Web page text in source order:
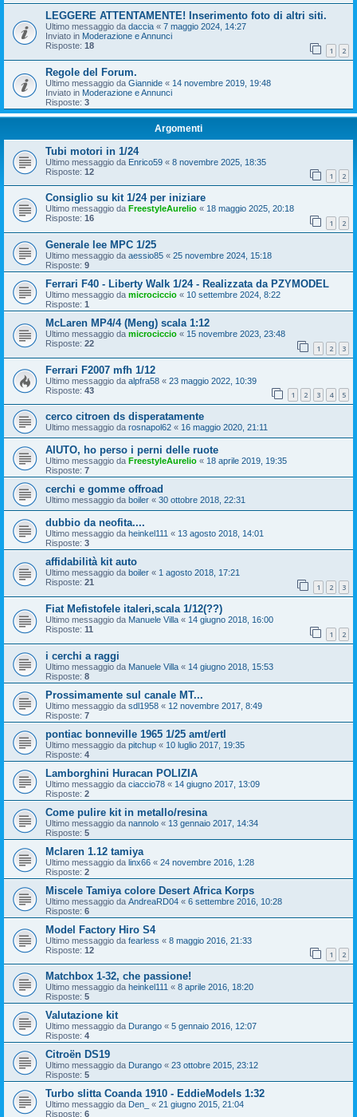
LEGGERE ATTENTAMENTE! Inserimento foto di altri siti.
Ultimo messaggio da daccia « 7 maggio 2024, 14:27
Inviato in Moderazione e Annunci
Risposte: 18 1 2
Regole del Forum.
Ultimo messaggio da Giannide « 14 novembre 2019, 19:48
Inviato in Moderazione e Annunci
Risposte: 3
Argomenti
Tubi motori in 1/24
Ultimo messaggio da Enrico59 « 8 novembre 2025, 18:35
Risposte: 12 1 2
Consiglio su kit 1/24 per iniziare
Ultimo messaggio da FreestyleAurelio « 18 maggio 2025, 20:18
Risposte: 16 1 2
Generale lee MPC 1/25
Ultimo messaggio da aessio85 « 25 novembre 2024, 15:18
Risposte: 9
Ferrari F40 - Liberty Walk 1/24 - Realizzata da PZYMODEL
Ultimo messaggio da microciccio « 10 settembre 2024, 8:22
Risposte: 1
McLaren MP4/4 (Meng) scala 1:12
Ultimo messaggio da microciccio « 15 novembre 2023, 23:48
Risposte: 22 1 2 3
Ferrari F2007 mfh 1/12
Ultimo messaggio da alpfra58 « 23 maggio 2022, 10:39
Risposte: 43 1 2 3 4 5
cerco citroen ds disperatamente
Ultimo messaggio da rosnapol62 « 16 maggio 2020, 21:11
AIUTO, ho perso i perni delle ruote
Ultimo messaggio da FreestyleAurelio « 18 aprile 2019, 19:35
Risposte: 7
cerchi e gomme offroad
Ultimo messaggio da boiler « 30 ottobre 2018, 22:31
dubbio da neofita....
Ultimo messaggio da heinkel111 « 13 agosto 2018, 14:01
Risposte: 3
affidabilità kit auto
Ultimo messaggio da boiler « 1 agosto 2018, 17:21
Risposte: 21 1 2 3
Fiat Mefistofele italeri,scala 1/12(??)
Ultimo messaggio da Manuele Villa « 14 giugno 2018, 16:00
Risposte: 11 1 2
i cerchi a raggi
Ultimo messaggio da Manuele Villa « 14 giugno 2018, 15:53
Risposte: 8
Prossimamente sul canale MT...
Ultimo messaggio da sdl1958 « 12 novembre 2017, 8:49
Risposte: 7
pontiac bonneville 1965 1/25 amt/ertl
Ultimo messaggio da pitchup « 10 luglio 2017, 19:35
Risposte: 4
Lamborghini Huracan POLIZIA
Ultimo messaggio da ciaccio78 « 14 giugno 2017, 13:09
Risposte: 2
Come pulire kit in metallo/resina
Ultimo messaggio da nannolo « 13 gennaio 2017, 14:34
Risposte: 5
Mclaren 1.12 tamiya
Ultimo messaggio da linx66 « 24 novembre 2016, 1:28
Risposte: 2
Miscele Tamiya colore Desert Africa Korps
Ultimo messaggio da AndreaRD04 « 6 settembre 2016, 10:28
Risposte: 6
Model Factory Hiro S4
Ultimo messaggio da fearless « 8 maggio 2016, 21:33
Risposte: 12 1 2
Matchbox 1-32, che passione!
Ultimo messaggio da heinkel111 « 8 aprile 2016, 18:20
Risposte: 5
Valutazione kit
Ultimo messaggio da Durango « 5 gennaio 2016, 12:07
Risposte: 4
Citroën DS19
Ultimo messaggio da Durango « 23 ottobre 2015, 23:12
Risposte: 5
Turbo slitta Coanda 1910 - EddieModels 1:32
Ultimo messaggio da Den_ « 21 giugno 2015, 21:04
Risposte: 6